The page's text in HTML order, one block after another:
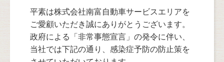
平素は株式会社南富自動車サービスエリアを
ご愛顧いただき誠にありがとうございます。
政府による「非常事態宣言」の発令に伴い、
当社では下記の通り、感染症予防の防止策を